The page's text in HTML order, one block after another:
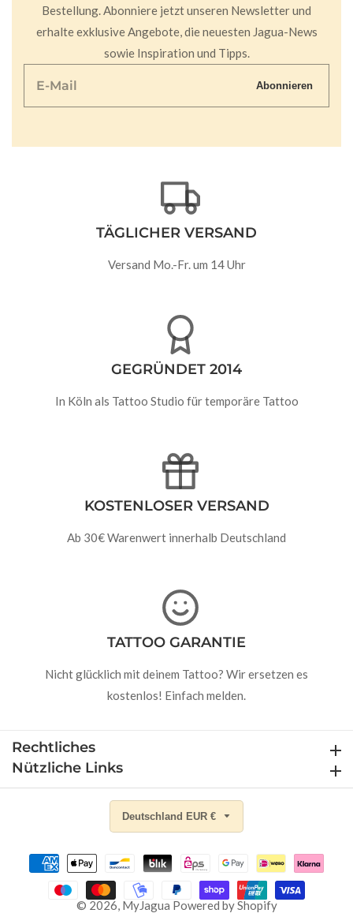
Bestellung. Abonniere jetzt unseren Newsletter und
erhalte exklusive Angebote, die neuesten Jagua-News
sowie Inspiration und Tipps.
E-
Abonnieren
TÄGLICHER VERSAND
Versand Mo.-Fr. um 14 Uhr
GEGRÜNDET 2014
In Köln als Tattoo Studio für temporäre Tattoo
KOSTENLOSER VERSAND
Ab 30€ Warenwert innerhalb Deutschland
TATTOO GARANTIE
Nicht glücklich mit deinem Tattoo? Wir ersetzen es
kostenlos! Einfach melden.
Rechtliches
Nützliche Links
© 2026, MyJagua Powered by Shopify
Deutschland EUR €